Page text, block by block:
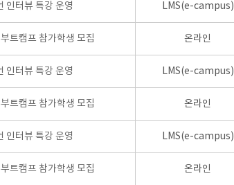
인터뷰 특강 운영 LMS(e-campus)
트캠프 참가학생 모집 온라인
인터뷰 특강 운영 LMS(e-campus)
트캠프 참가학생 모집 온라인
인터뷰 특강 운영 LMS(e-campus)
트캠프 참가학생 모집 온라인